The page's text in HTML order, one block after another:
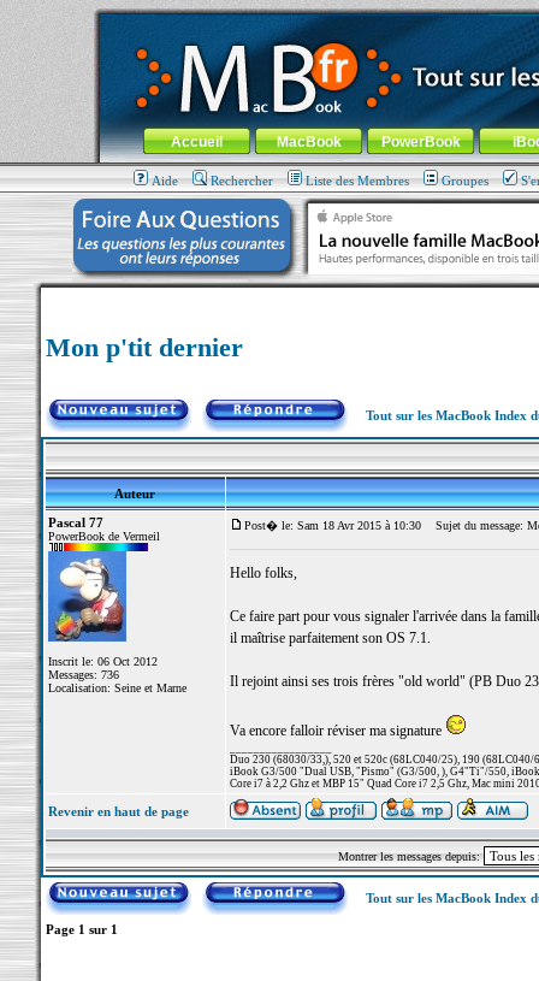
MacBook-fr.com : 100% Apple... 100% nomade !
Aller au contenu-Aller au menu général-Aller au menu de
Menu général
Accueil MacBook PowerBook
Aide Rechercher Liste des Membres Groupes
Mon p'tit dernier
Tout sur les MacBook Index
Auteur
Pascal 77
PowerBook de Vermeil
Inscrit le: 06 Oct 2012
Messages: 736
Localisation: Seine et Marne
Post� le: Sam 18 Avr 2015 à 10:30 Sujet du message:
Hello folks,
Ce faire part pour vous signaler l'arrivée dans la
il maîtrise parfaitement son OS 7.1.
Il rejoint ainsi ses trois frères "old world" (PB Duo
Va encore falloir réviser ma signature
Duo 230 (68030/33,), 520 et 520c (68LC040/25), 190 (68LC040/
iBook G3/500 "Dual USB, "Pismo" (G3/500, ), G4"Ti"/550,
Core i7 à 2,2 Ghz et MBP 15" Quad Core i7 2,5 Ghz, Mac mini
Revenir en haut de page
Montrer les messages depuis:
Tout sur les MacBook Index
Page 1 sur 1